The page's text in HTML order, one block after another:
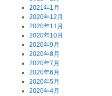
2021年1月
2020年12月
2020年11月
2020年10月
2020年9月
2020年8月
2020年7月
2020年6月
2020年5月
2020年4月